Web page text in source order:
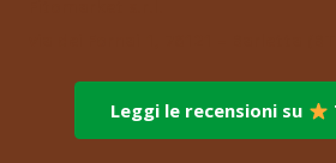
Leggi le recensioni su